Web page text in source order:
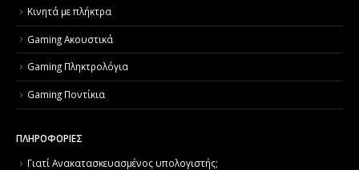
Κινητά με πλήκτρα
Gaming Ακουστικά
Gaming Πληκτρολόγια
Gaming Ποντίκια
ΠΛΗΡΟΦΟΡΙΕΣ
Γιατί Aνακατασκευασμένος υπολογιστής;